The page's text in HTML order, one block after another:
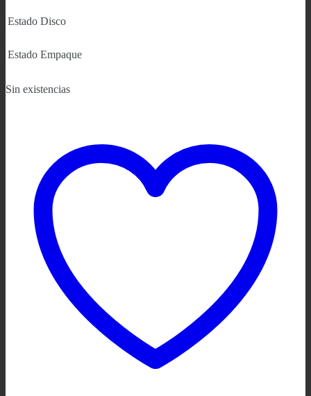
Estado Disco
Estado Empaque
Sin existencias